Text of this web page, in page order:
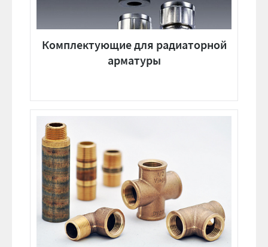
Комплектующие для радиаторной
арматуры